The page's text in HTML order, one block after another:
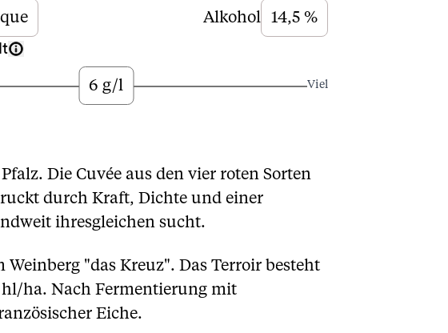
Alkohol
14,5 %
6 g/l Viel
Die Cuvée aus den vier roten Sorten
durch Kraft, Dichte und einer
ihresgleichen sucht.
"das Kreuz". Das Terroir besteht
hl/ha. Nach Fermentierung mit
Eiche.